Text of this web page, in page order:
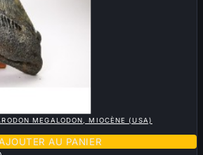
MEGALODON, MIOCÈNE (USA)
AU PANIER